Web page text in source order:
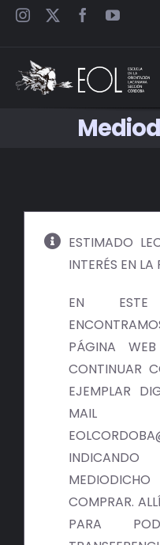
Saltar
ESTIMADO
INTERÉS EN
EN ESTE
PÁGINA
CONTINUAR
EJEMPLAR
COMPRAR.
PARA